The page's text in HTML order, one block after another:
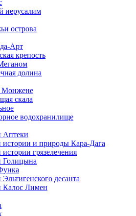
иерусалим
острова
Арт
крепость
долина
Монжене
скала
водохранилище
Аптеки
истории и природы Кара-Дага
грязелечения
Голицына
десанта
Калос Лимен